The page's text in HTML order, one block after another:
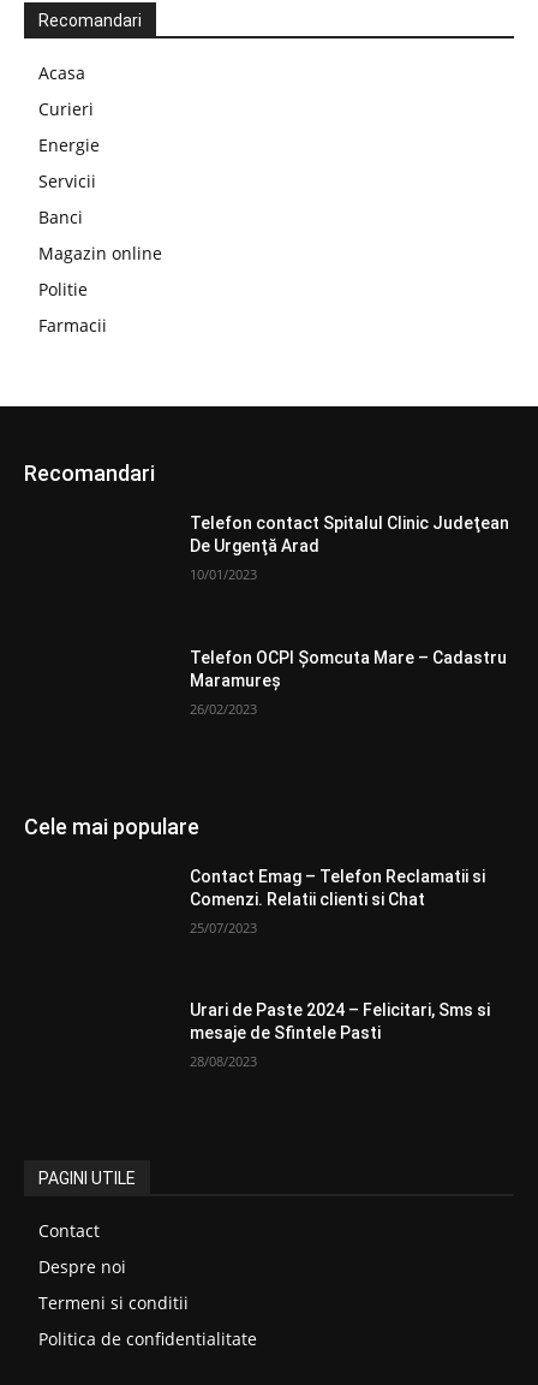
Recomandari
Acasa
Curieri
Energie
Servicii
Banci
Magazin online
Politie
Farmacii
Recomandari
Telefon contact Spitalul Clinic Judeţean
De Urgenţă Arad
10/01/2023
Telefon OCPI Şomcuta Mare – Cadastru
Maramureş
26/02/2023
Cele mai populare
Contact Emag – Telefon Reclamatii si
Comenzi. Relatii clienti si Chat
25/07/2023
Urari de Paste 2024 – Felicitari, Sms si
mesaje de Sfintele Pasti
28/08/2023
PAGINI UTILE
Contact
Despre noi
Termeni si conditii
Politica de confidentialitate